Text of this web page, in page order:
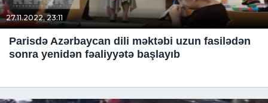
27.11.2022, 23:11
Parisdə Azərbaycan dili məktəbi uzun fasilədən
sonra yenidən fəaliyyətə başlayıb